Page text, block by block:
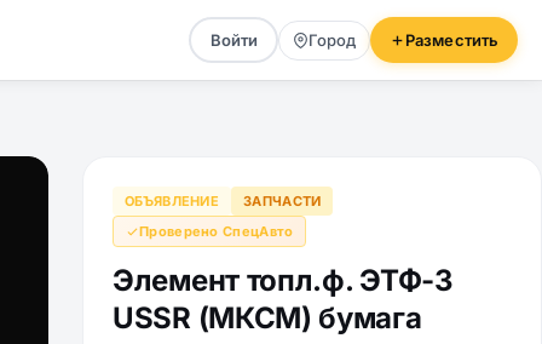
Войти Город Разместить
ОБЪЯВЛЕНИЕ
ЗАПЧАСТИ
Проверено СпецАвто
Элемент топл.ф. ЭТФ-3
USSR (МКСМ) бумага